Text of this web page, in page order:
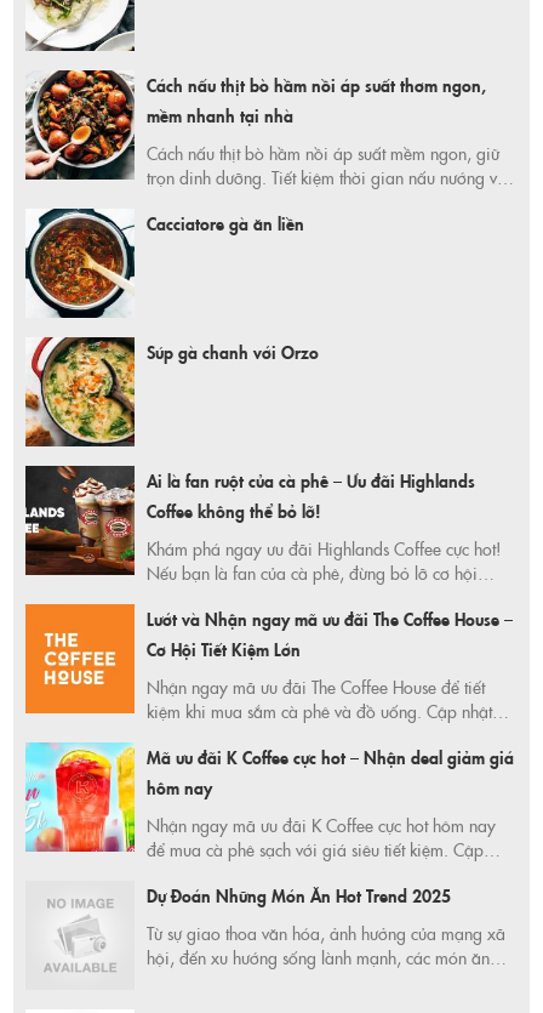
Cách nấu thịt bò hầm nồi áp suất thơm ngon,
mềm nhanh tại nhà
Cách nấu thịt bò hầm nồi áp suất mềm ngon, giữ
trọn dinh dưỡng. Tiết kiệm thời gian nấu nướng với
Kiệm. Mua nguyên liệu và nồi áp suất tiện lợi, giá
Cacciatore gà ăn liền
Súp gà chanh với Orzo
Ai là fan ruột của cà phê – Ưu đãi Highlands
Coffee không thể bỏ lỡ!
Khám phá ngay ưu đãi Highlands Coffee cực hot!
Nếu bạn là fan của cà phê, đừng bỏ lỡ cơ hội
ly cà phê thơm ngon với mức giá siêu tiết kiệm.
Đọc bài viết để biết chi tiết và cách nhận ưu đãi!
Lướt và Nhận ngay mã ưu đãi The Coffee House –
Cơ Hội Tiết Kiệm Lớn
Nhận ngay mã ưu đãi The Coffee House để tiết
kiệm khi mua sắm cà phê và đồ uống. Cập nhật
Kiệm. Nhanh tay săn deal và thưởng thức cà phê
ngon giá rẻ ngay hôm nay!
Mã ưu đãi K Coffee cực hot – Nhận deal giảm giá
hôm nay
Nhận ngay mã ưu đãi K Coffee cực hot hôm nay
để mua cà phê sạch với giá siêu tiết kiệm. Cập
chia sẻ ưu đãi và kinh nghiệm tiêu dùng thông
minh.
Dự Đoán Những Món Ăn Hot Trend 2025
Từ sự giao thoa văn hóa, ảnh hưởng của mạng xã
hội, đến xu hướng sống lành mạnh, các món ăn